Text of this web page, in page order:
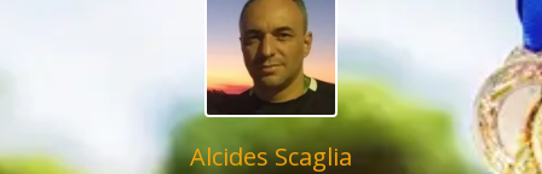
Alcides Scaglia